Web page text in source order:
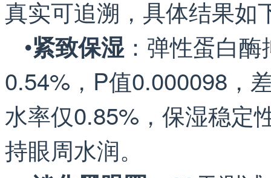
真实可追溯，具体结果如
•紧致保湿 ：弹性蛋白
0.54%，P值0.000098，
水率仅0.85%，保湿稳定
持眼周水润。